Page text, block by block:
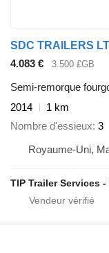
4.083 € 3.500 £GB
Semi-remorque
2014
1 km
Nombre d'essieux 3
Royaume-Uni,
TIP Trailer Services